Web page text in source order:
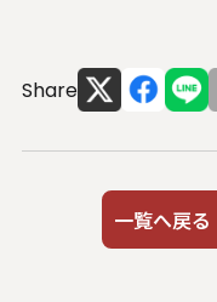
お知らせ
ビジネスパートナー
Microsoft Base
Share
一覧へ戻る